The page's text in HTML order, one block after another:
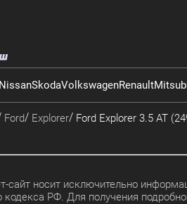
NissanSkodaVolkswagenRenault
Ford Explorer
Ford Explorer 3.5 AT
сайт носит исключительно
кодекса РФ. Для получения